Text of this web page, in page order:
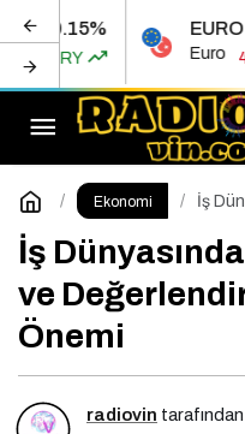
EURO -
Euro 45,73 TRY
Ekonomi
İş
İş
ve
Önemi
radiovin tarafından
Bankalar Hangi
Bonus Veriyor?
Yorum Yap